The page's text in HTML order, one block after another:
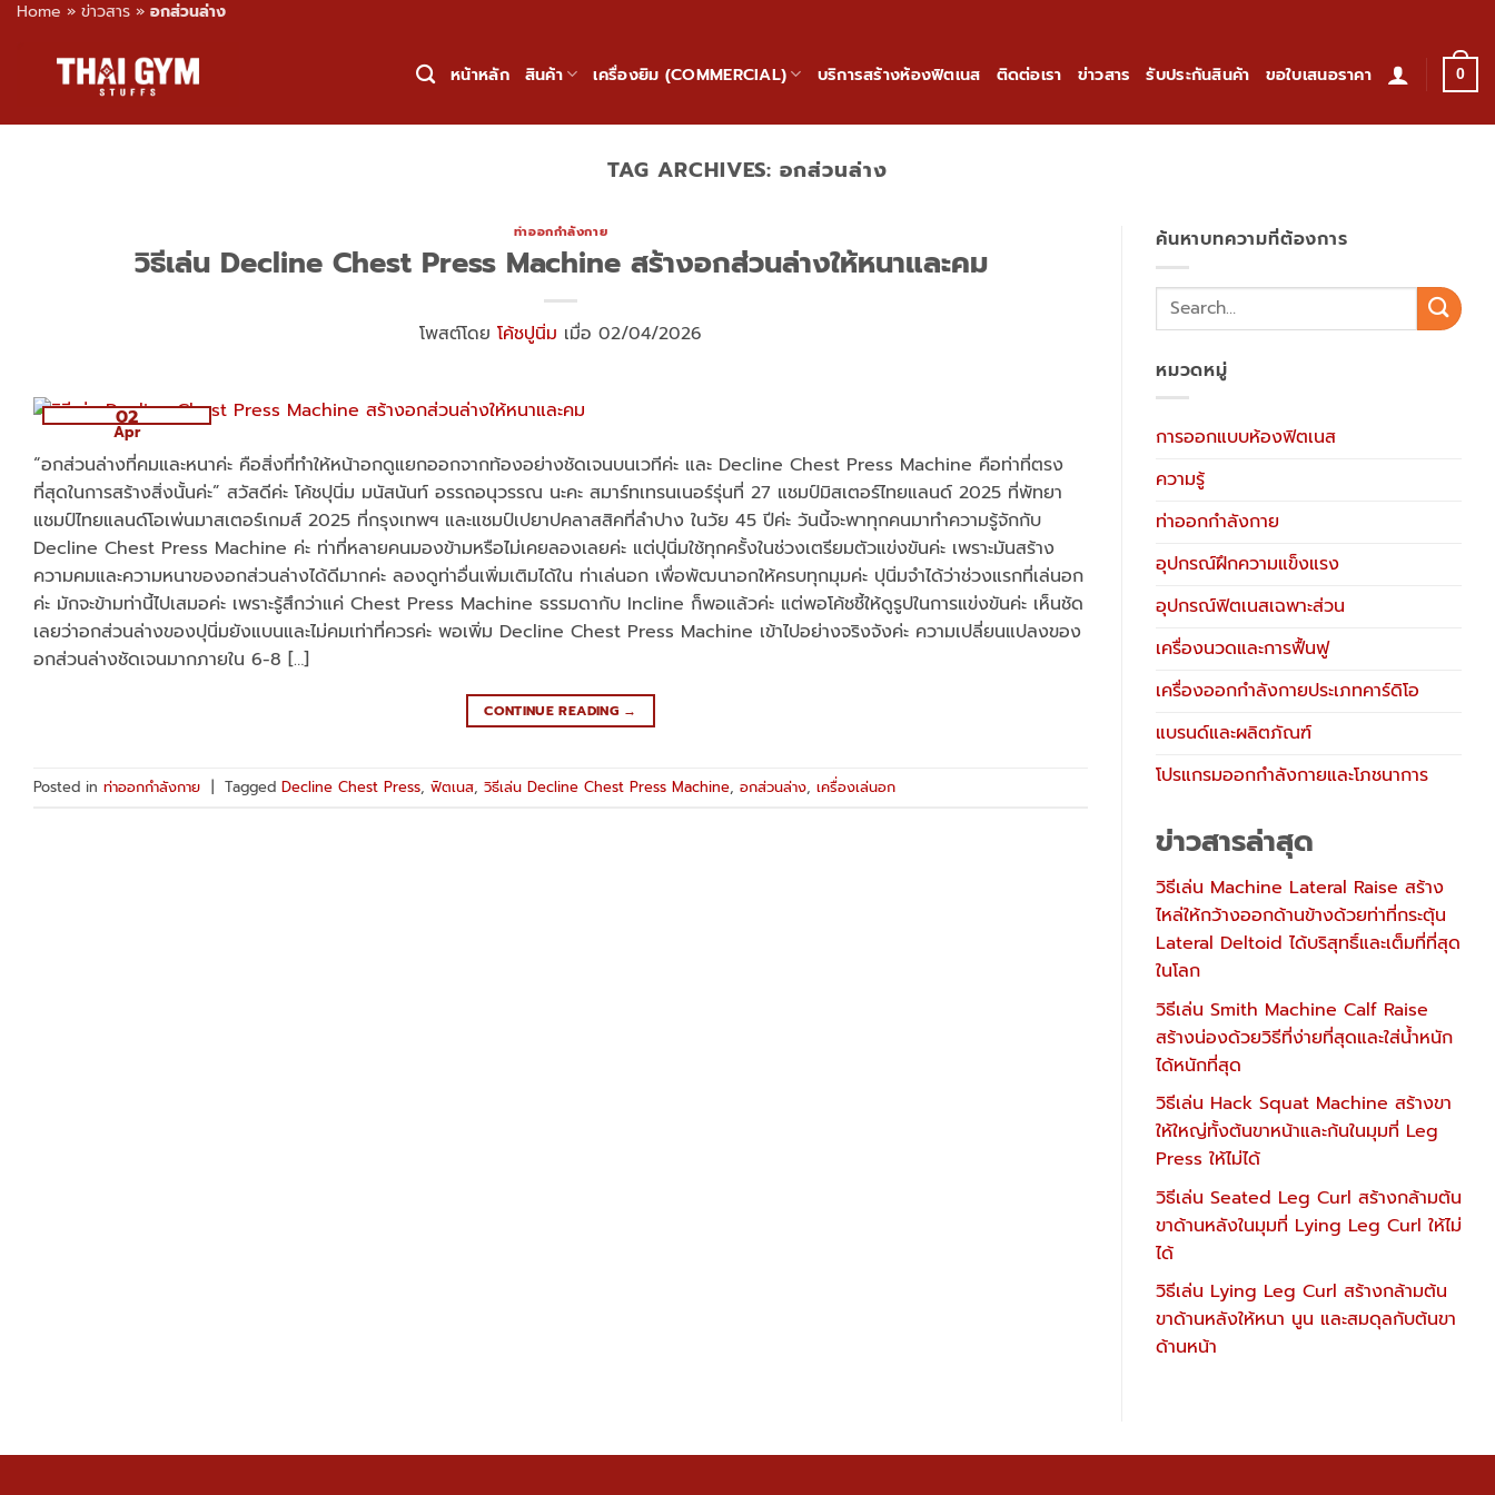
Home » ข่าวสาร » อกส่วนล่าง
content
หน้าหลัก สินค้า เครื่องยิม (COMMERCIAL) บริการสร้างห้องฟิตเนส ติดต่อเรา ข่าวสาร รับประกันสินค้า ขอใบเสนอราคา 0
TAG ARCHIVES:อกส่วนล่าง
ท่าออกกำลังกาย
วิธีเล่น Decline Chest Press Machine สร้างอกส่วนล่างให้หนาและคม
โพสต์โดย โค้ชปูนิ่ม เมื่อ 02/04/2026
02
Apr
“อกส่วนล่างที่คมและหนาค่ะ คือสิ่งที่ทำให้หน้าอกดูแยกออกจากท้องอย่างชัดเจนบนเวทีค่ะ และ Decline Chest Press Machine คือท่าที่ตรง
ที่สุดในการสร้างสิ่งนั้นค่ะ” สวัสดีค่ะ โค้ชปุนิ่ม มนัสนันท์ อรรถอนุวรรณ นะคะ สมาร์ทเทรนเนอร์รุ่นที่ 27 แชมป์มิสเตอร์ไทยแลนด์ 2025 ที่พัทยา
แชมป์ไทยแลนด์โอเพ่นมาสเตอร์เกมส์ 2025 ที่กรุงเทพฯ และแชมป์เปยาปคลาสสิคที่ลำปาง ในวัย 45 ปีค่ะ วันนี้จะพาทุกคนมาทำความรู้จักกับ
Decline Chest Press Machine ค่ะ ท่าที่หลายคนมองข้ามหรือไม่เคยลองเลยค่ะ แต่ปุนิ่มใช้ทุกครั้งในช่วงเตรียมตัวแข่งขันค่ะ เพราะมันสร้าง
ความคมและความหนาของอกส่วนล่างได้ดีมากค่ะ ลองดูท่าอื่นเพิ่มเติมได้ใน ท่าเล่นอก เพื่อพัฒนาอกให้ครบทุกมุมค่ะ ปุนิ่มจำได้ว่าช่วงแรกที่เล่นอก
ค่ะ มักจะข้ามท่านี้ไปเสมอค่ะ เพราะรู้สึกว่าแค่ Chest Press Machine ธรรมดากับ Incline ก็พอแล้วค่ะ แต่พอโค้ชชี้ให้ดูรูปในการแข่งขันค่ะ เห็นชัด
เลยว่าอกส่วนล่างของปุนิ่มยังแบนและไม่คมเท่าที่ควรค่ะ พอเพิ่ม Decline Chest Press Machine เข้าไปอย่างจริงจังค่ะ ความเปลี่ยนแปลงของ
อกส่วนล่างชัดเจนมากภายใน 6-8 […]
CONTINUE READING →
Posted in ท่าออกกำลังกาย | Tagged Decline Chest Press, ฟิตเนส, วิธีเล่น Decline Chest Press Machine, อกส่วนล่าง, เครื่องเล่นอก
ค้นหาบทความที่ต้องการ
หมวดหมู่
การออกแบบห้องฟิตเนส
ความรู้
ท่าออกกำลังกาย
อุปกรณ์ฝึกความแข็งแรง
อุปกรณ์ฟิตเนสเฉพาะส่วน
เครื่องนวดและการฟื้นฟู
เครื่องออกกำลังกายประเภทคาร์ดิโอ
แบรนด์และผลิตภัณฑ์
โปรแกรมออกกำลังกายและโภชนาการ
ข่าวสารล่าสุด
วิธีเล่น Machine Lateral Raise สร้าง
ไหล่ให้กว้างออกด้านข้างด้วยท่าที่กระตุ้น
Lateral Deltoid ได้บริสุทธิ์และเต็มที่ที่สุด
ในโลก
วิธีเล่น Smith Machine Calf Raise
สร้างน่องด้วยวิธีที่ง่ายที่สุดและใส่น้ำหนัก
ได้หนักที่สุด
วิธีเล่น Hack Squat Machine สร้างขา
ให้ใหญ่ทั้งต้นขาหน้าและก้นในมุมที่ Leg
Press ให้ไม่ได้
วิธีเล่น Seated Leg Curl สร้างกล้ามต้น
ขาด้านหลังในมุมที่ Lying Leg Curl ให้ไม่
ได้
วิธีเล่น Lying Leg Curl สร้างกล้ามต้น
ขาด้านหลังให้หนา นูน และสมดุลกับต้นขา
ด้านหน้า